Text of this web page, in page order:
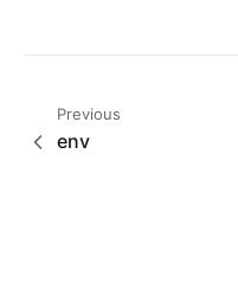
Previous
env